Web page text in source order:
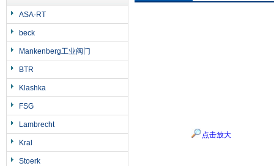
ASA-RT
beck
Mankenberg工业阀门
BTR
Klashka
FSG
Lambrecht
Kral
Stoerk
点击放大